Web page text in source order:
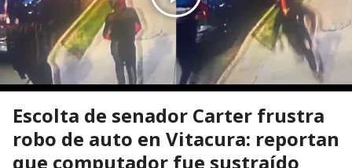
Escolta de senador Carter frustra
robo de auto en Vitacura: reportan
que computador fue sustraído